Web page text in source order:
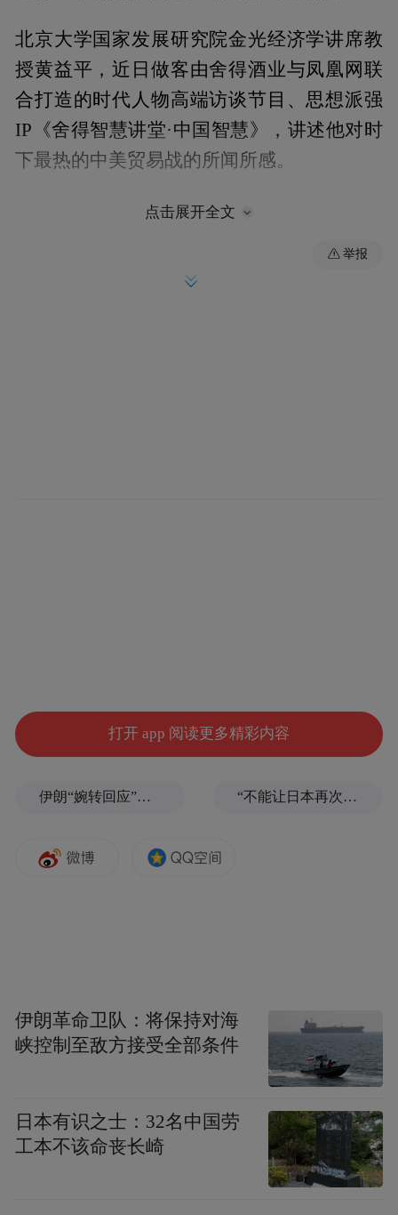
北京大学国家发展研究院金光经济学讲席教
授黄益平，近日做客由舍得酒业与凤凰网联
合打造的时代人物高端访谈节目、思想派强
IP《舍得智慧讲堂·中国智慧》，讲述他对时
下最热的中美贸易战的所闻所感。
做最值得的事方显智慧
做的事情，才是最聪明的做法。
目前，我们更需要关注的问题是，我国正从
“小国经济”向“大国经济”转变，对国际市场
点击展开全文
举报
打开 app 阅读更多精彩内容
伊朗“婉转回应”最高领袖病危传闻 “不能让日本再次走向战争”
伊朗革命卫队：将保持对海
峡控制至敌方接受全部条件
日本有识之士：32名中国劳
工本不该命丧长崎